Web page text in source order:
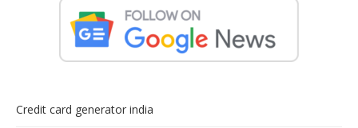
Credit card generator india